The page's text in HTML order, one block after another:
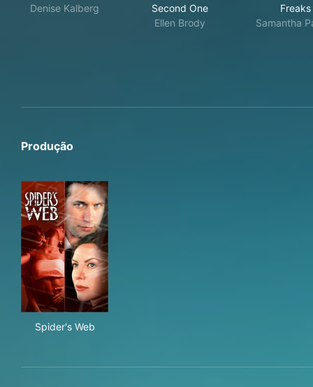
Denise Kalberg
Second One
Ellen Brody
Freaks
Samantha
Produção
Spider's Web